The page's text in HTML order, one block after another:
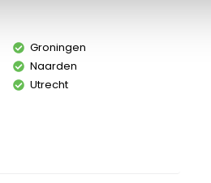
Groningen
Naarden
Utrecht